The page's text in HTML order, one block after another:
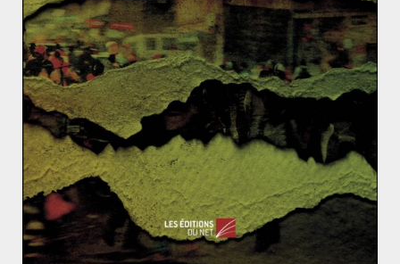
Soudan du Sud : quand la famine frappe
à la porte
17 mai 2017 0